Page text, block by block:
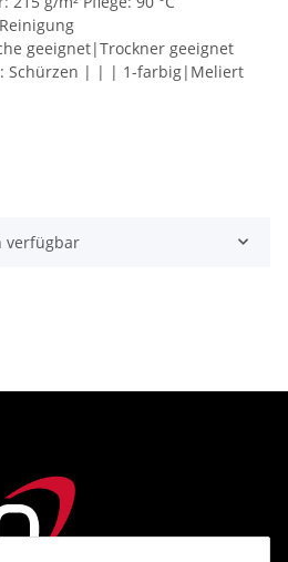
geeignet|Trockner geeignet
Schürzen | | | 1-farbig|Meliert
verfügbar